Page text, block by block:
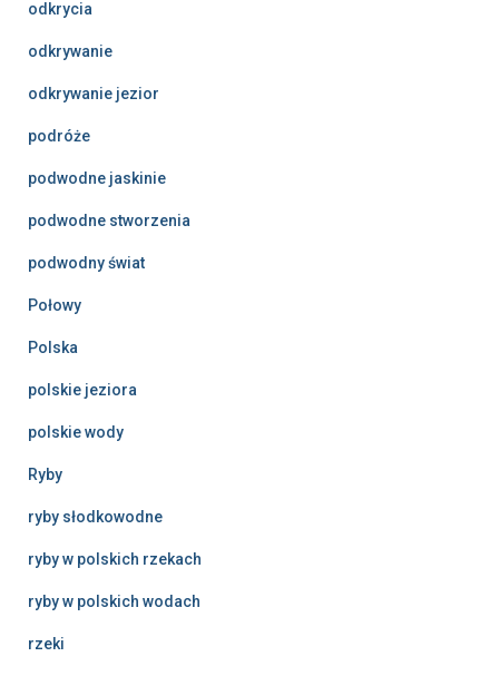
odkrycia
odkrywanie
odkrywanie jezior
podróże
podwodne jaskinie
podwodne stworzenia
podwodny świat
Połowy
Polska
polskie jeziora
polskie wody
Ryby
ryby słodkowodne
ryby w polskich rzekach
ryby w polskich wodach
rzeki